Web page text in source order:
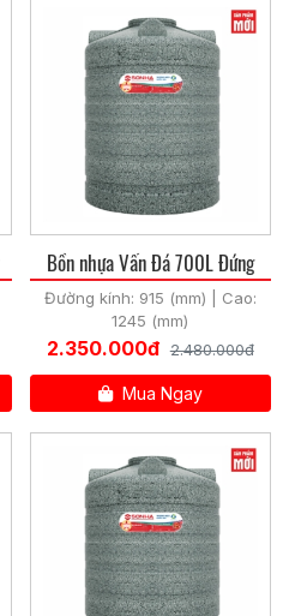
Bồn nhựa Vấn Đá 700L Đứng
Đường kính: 915 (mm) | Cao:
1245 (mm)
2.350.000đ 2.480.000đ
Mua Ngay